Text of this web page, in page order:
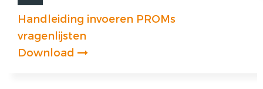
Handleiding invoeren PROMs
vragenlijsten
Download